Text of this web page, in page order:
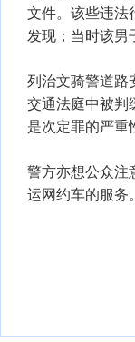
文件。该些违法
发现；当时该男
列治文骑警道路
交通法庭中被判
是次定罪的严重
警方亦想公众注
运网约车的服务。